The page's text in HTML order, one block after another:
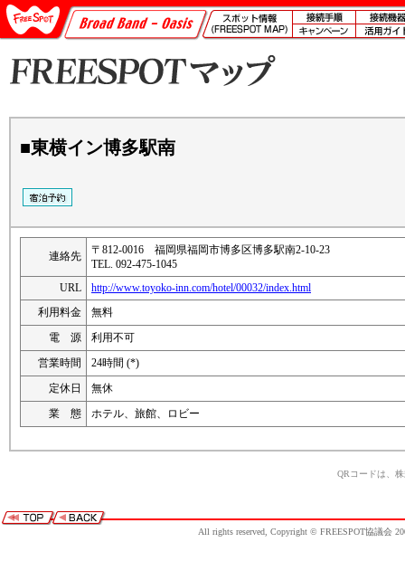
■東横イン博多駅南
連絡先
〒812-0016 福岡県福岡市博多区博多駅南2-10-23
TEL. 092-475-1045
URL
http://www.toyoko-inn.com/hotel/00032/index.html
利用料金
無料
電 源
利用不可
営業時間
24時間 (*)
定休日
無休
業 態
ホテル、旅館、ロビー
QRコードは、
All rights reserved, Copyright © FREESPOT協議会